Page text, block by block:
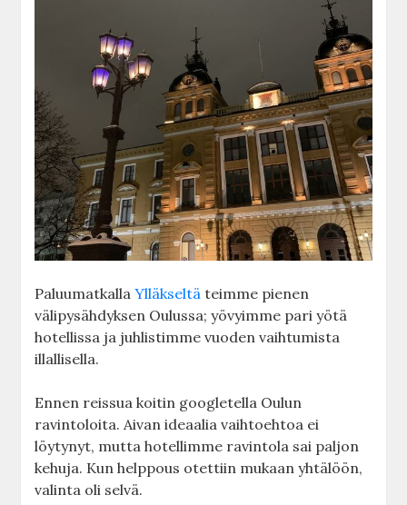
PaluumatkallaYlläkseltä teimme pienen
välipysähdyksen Oulussa; yövyimme pari yötä
hotellissa ja juhlistimme vuoden vaihtumista
illallisella.
Ennen reissua koitin googletella Oulun
ravintoloita. Aivan ideaalia vaihtoehtoa ei
löytynyt, mutta hotellimme ravintola sai paljon
kehuja. Kun helppous otettiin mukaan yhtälöön,
valinta oli selvä.